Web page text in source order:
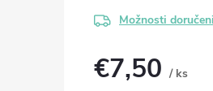
Možnosti
€7,50 / ks